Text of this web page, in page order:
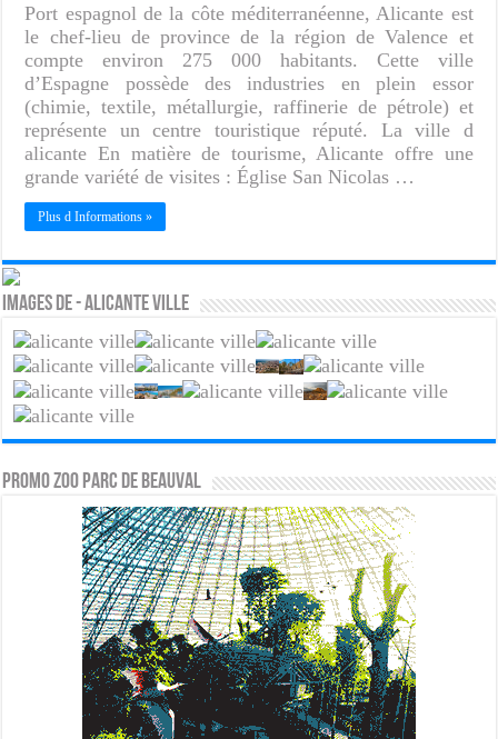
Port espagnol de la côte méditerranéenne, Alicante est
le chef-lieu de province de la région de Valence et
compte environ 275 000 habitants. Cette ville
d’Espagne possède des industries en plein essor
(chimie, textile, métallurgie, raffinerie de pétrole) et
représente un centre touristique réputé. La ville d
alicante En matière de tourisme, Alicante offre une
grande variété de visites : Église San Nicolas …
Plus d Informations »
Images de - Alicante ville
PROMO ZOO PARC DE BEAUVAL